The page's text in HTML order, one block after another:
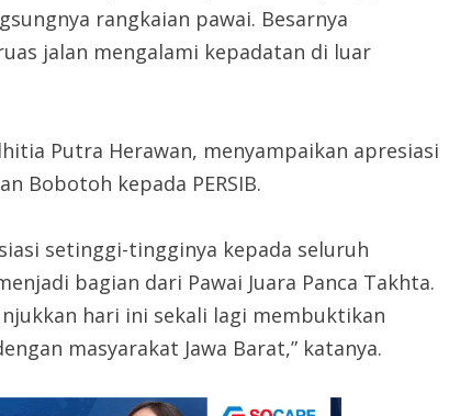
rangkaian pawai. Besarnya
jalan mengalami kepadatan di luar
Putra Herawan, menyampaikan apresiasi
Bobotoh kepada PERSIB.
setinggi-tingginya kepada seluruh
bagian dari Pawai Juara Panca Takhta.
hari ini sekali lagi membuktikan
masyarakat Jawa Barat,” katanya.